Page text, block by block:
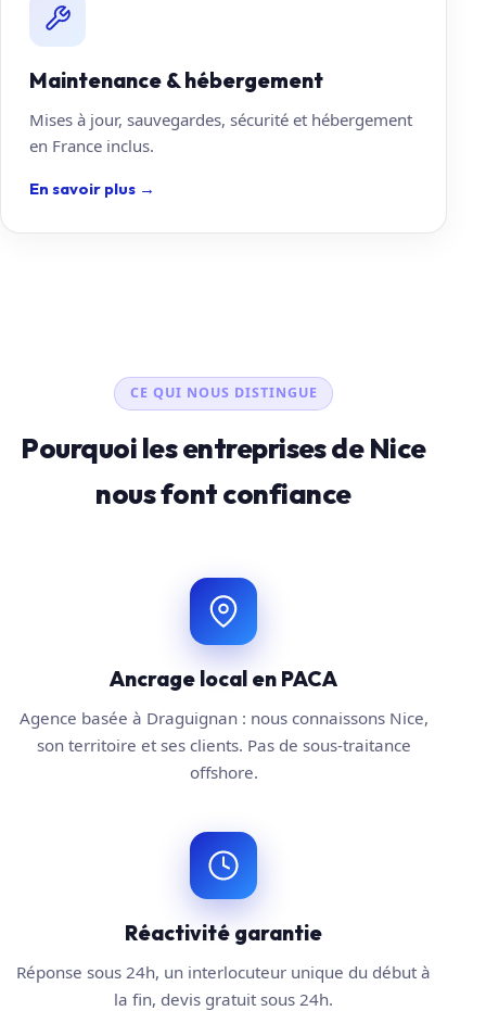
Maintenance & hébergement
Mises à jour, sauvegardes, sécurité et hébergement
en France inclus.
En savoir plus →
CE QUI NOUS DISTINGUE
Pourquoi les entreprises de Nice
nous font confiance
Ancrage local en PACA
Agence basée à Draguignan : nous connaissons Nice,
son territoire et ses clients. Pas de sous-traitance
offshore.
Réactivité garantie
Réponse sous 24h, un interlocuteur unique du début à
la fin, devis gratuit sous 24h.